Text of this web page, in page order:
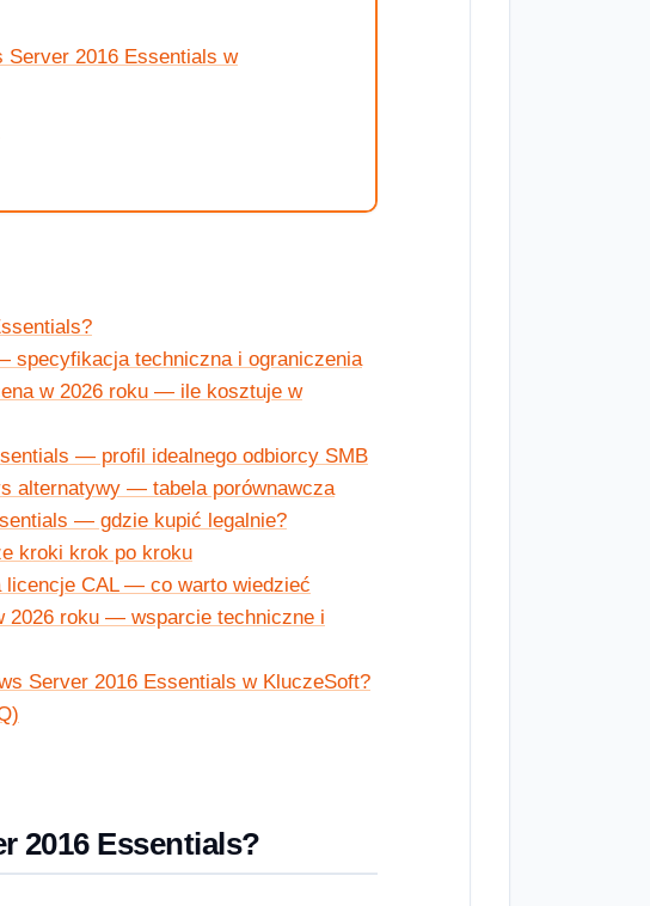
Server 2016 Essentials w
specyfikacja techniczna i ograniczenia
w 2026 roku — ile kosztuje w
— profil idealnego odbiorcy SMB
alternatywy — tabela porównawcza
— gdzie kupić legalnie?
kroki krok po kroku
licencje CAL — co warto wiedzieć
2026 roku — wsparcie techniczne i
Server 2016 Essentials w KluczeSoft?
2016 Essentials?